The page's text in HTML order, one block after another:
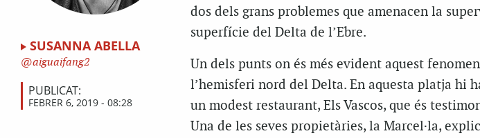
SUSANNA ABELLA
aiguaifang2
PUBLICAT:
FEBRER 6, 2019 - 08:28
dos dels grans problemes que amenacen la
superfície del Delta de l’Ebre.
Un dels punts on és més evident aquest
l’hemisferi nord del Delta. En aquesta platja hi
un modest restaurant, Els Vascos, que és
Una de les seves propietàries, la Marcel·la,